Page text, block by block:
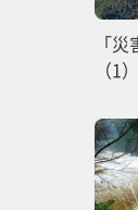
「
（1）